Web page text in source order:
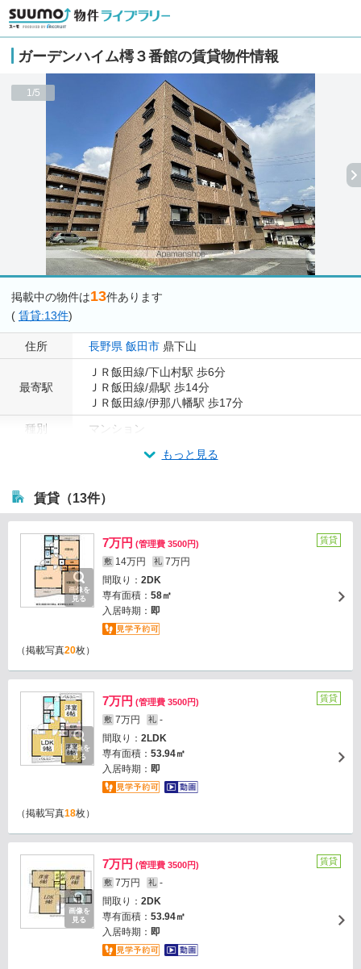
ガーデンハイム樗３番館の賃貸物件情報
1/5
掲載中の物件は13件あります
( 賃貸:13件)
住所 長野県 飯田市 鼎下山
最寄駅
ＪＲ飯田線/下山村駅 歩6分
ＪＲ飯田線/鼎駅 歩14分
ＪＲ飯田線/伊那八幡駅 歩17分
種別
マンション
もっと見る
賃貸（13件）
画像を
見る
7万円 (管理費 3500円)
敷 14万円 礼 7万円
間取り： 2DK
専有面積： 58㎡
入居時期： 即
賃貸
（掲載写真20枚）
画像を
見る
7万円 (管理費 3500円)
敷 7万円 礼 -
間取り： 2LDK
専有面積： 53.94㎡
入居時期： 即
賃貸
（掲載写真18枚）
画像を
見る
7万円 (管理費 3500円)
敷 7万円 礼 -
間取り： 2DK
専有面積： 53.94㎡
入居時期： 即
賃貸